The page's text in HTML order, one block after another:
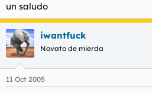
un saludo
iwantfuck
Novato de mierda
11 Oct 2005